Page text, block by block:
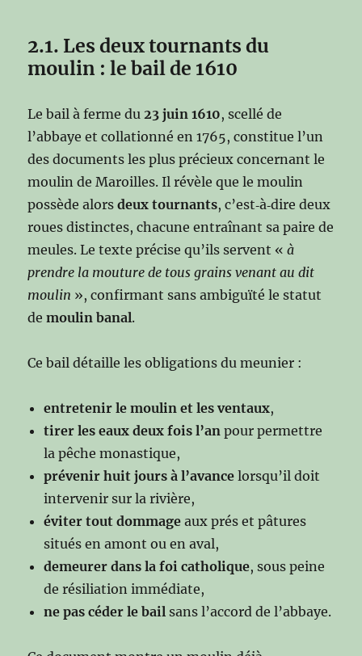
2.1. Les deux tournants du
moulin : le bail de 1610
Le bail à ferme du23 juin 1610, scellé de
l’abbaye et collationné en 1765, constitue l’un
des documents les plus précieux concernant le
moulin de Maroilles. Il révèle que le moulin
possède alorsdeux tournants, c’est‑à‑dire deux
roues distinctes, chacune entraînant sa paire de
meules. Le texte précise qu’ils servent «à
prendre la mouture de tous grains venant au dit
moulin », confirmant sans ambiguïté le statut
demoulin banal.
Ce bail détaille les obligations du meunier :
entretenir le moulin et les ventaux,
tirer les eaux deux fois l’an pour permettre
la pêche monastique,
prévenir huit jours à l’avance lorsqu’il doit
intervenir sur la rivière,
éviter tout dommage aux prés et pâtures
situés en amont ou en aval,
demeurer dans la foi catholique, sous peine
de résiliation immédiate,
ne pas céder le bail sans l’accord de l’abbaye.